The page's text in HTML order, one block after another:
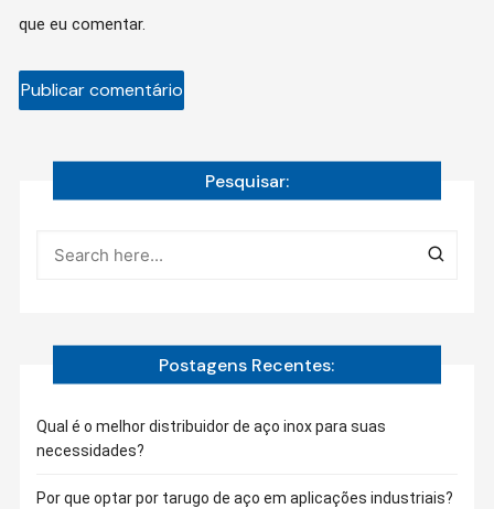
que eu comentar.
Pesquisar:
Postagens Recentes:
Qual é o melhor distribuidor de aço inox para suas
necessidades?
Por que optar por tarugo de aço em aplicações industriais?